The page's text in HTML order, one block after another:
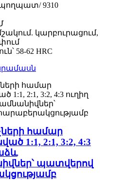
պողպատ/ 9310
կարբուրացում,
58-62 HRC
համար
1:1, 2:1, 3:2, 4:3
պատվերով